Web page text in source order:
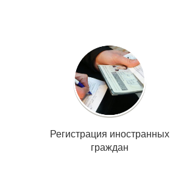
Регистрация иностранных
граждан